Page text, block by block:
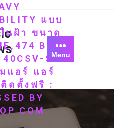
Menu
แบบ
นฝ้า ขนาด
BTU
S-
แอร์ แอร์
ดตั้งฟรี :
BY
COM